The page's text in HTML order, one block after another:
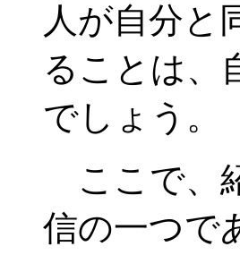
人が自分と
ることは、
でしょう。
ここで、
信の一つで